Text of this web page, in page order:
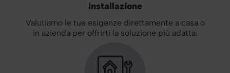
Installazione
Valutiamo le tue esigenze direttamente a casa o
in azienda per offrirti la soluzione più adatta.